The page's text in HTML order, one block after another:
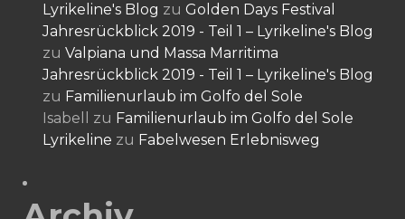
Lyrikeline's Blog zu Golden Days Festival
Jahresrückblick 2019 - Teil 1 – Lyrikeline's Blog
zu Valpiana und Massa Marritima
Jahresrückblick 2019 - Teil 1 – Lyrikeline's Blog
zu Familienurlaub im Golfo del Sole
Isabell
zu Familienurlaub im Golfo del Sole
Lyrikeline zu Fabelwesen Erlebnisweg